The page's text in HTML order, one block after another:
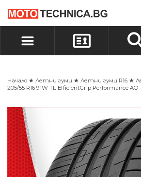
ВХОД
БЪРЗА ПОРЪЧКА ПОРЪЧКА
Начало ★ Летни гуми ★ Летни гуми R16 ★
205/55 R16 91W TL EfficientGrip Performance AO